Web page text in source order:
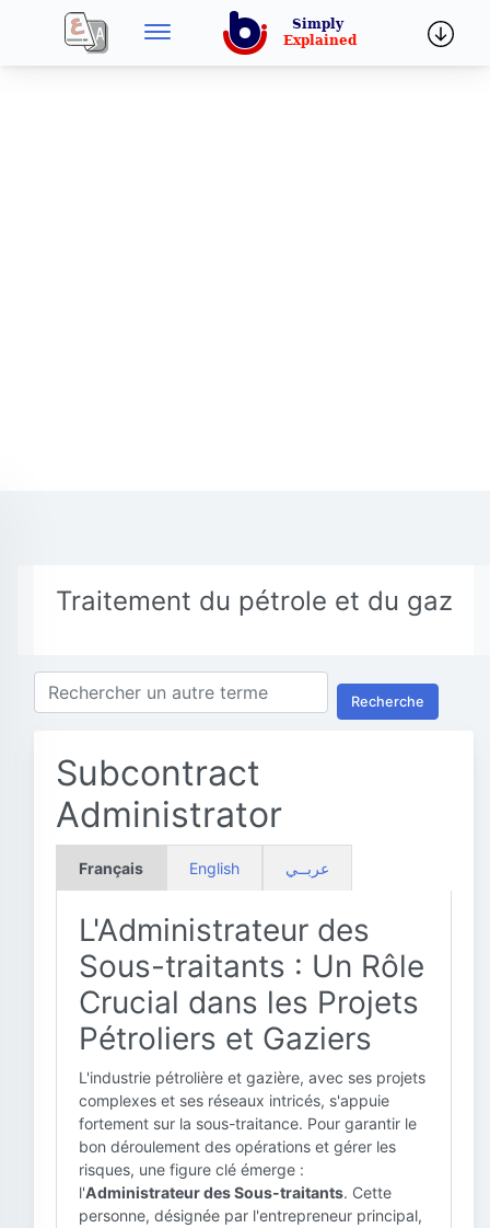
Traitement du pétrole et du gaz
Recherche
Subcontract
Administrator
Français English عربــي
L'Administrateur des
Sous-traitants : Un Rôle
Crucial dans les Projets
Pétroliers et Gaziers
L'industrie pétrolière et gazière, avec ses projets
complexes et ses réseaux intricés, s'appuie
fortement sur la sous-traitance. Pour garantir le
bon déroulement des opérations et gérer les
risques, une figure clé émerge :
l'Administrateur des Sous-traitants. Cette
personne, désignée par l'entrepreneur principal,